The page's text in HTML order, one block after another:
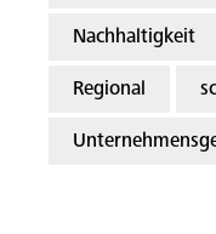
Nachhaltigkeit
Regional